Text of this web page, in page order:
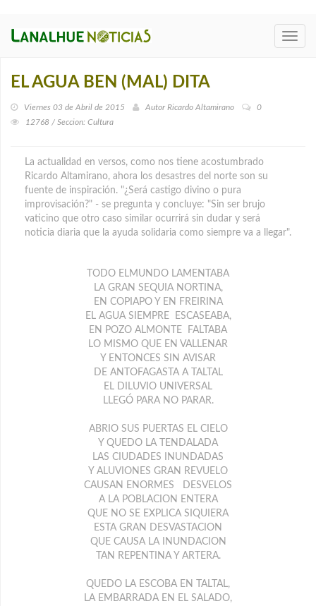
EL AGUA BEN (MAL) DITA
Viernes 03 de Abril de 2015 Autor Ricardo Altamirano
0
12768 / Seccion: Cultura
La actualidad en versos, como nos tiene acostumbrado
Ricardo Altamirano, ahora los desastres del norte son su
fuente de inspiración. "¿Será castigo divino o pura
improvisación?" - se pregunta y concluye: "Sin ser brujo
vaticino que otro caso similar ocurrirá sin dudar y será
noticia diaria que la ayuda solidaria como siempre va a llegar".
TODO ELMUNDO LAMENTABA
LA GRAN SEQUIA NORTINA,
EN COPIAPO Y EN FREIRINA
EL AGUA SIEMPRE ESCASEABA,
EN POZO ALMONTE FALTABA
LO MISMO QUE EN VALLENAR
Y ENTONCES SIN AVISAR
DE ANTOFAGASTA A TALTAL
EL DILUVIO UNIVERSAL
LLEGÓ PARA NO PARAR.
ABRIO SUS PUERTAS EL CIELO
Y QUEDO LA TENDALADA
LAS CIUDADES INUNDADAS
Y ALUVIONES GRAN REVUELO
CAUSAN ENORMES DESVELOS
A LA POBLACION ENTERA
QUE NO SE EXPLICA SIQUIERA
ESTA GRAN DESVASTACION
QUE CAUSA LA INUNDACION
TAN REPENTINA Y ARTERA.
QUEDO LA ESCOBA EN TALTAL,
LA EMBARRADA EN EL SALADO,